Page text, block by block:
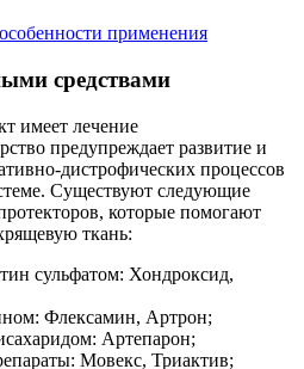
применения
средствами
имеет лечение
предупреждает развитие и
дистрофических процессов
Существуют следующие
которые помогают
ткань:
сульфатом: Хондроксид,
Флексамин, Артрон;
Артепарон;
Мовекс, Триактив;